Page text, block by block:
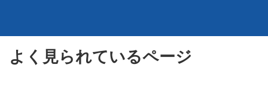
よく見られているページ